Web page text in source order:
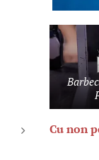
Cu non